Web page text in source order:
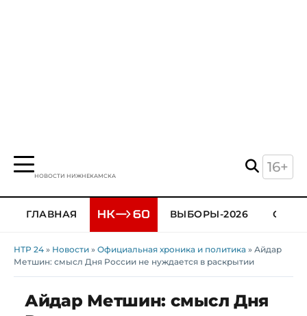
НОВОСТИ НИЖНЕКАМСКА
16+
ГЛАВНАЯ ВЫБОРЫ-2026
НТР 24 » Новости » Официальная хроника и политика » Айдар
Метшин: смысл Дня России не нуждается в раскрытии
Айдар Метшин: смысл Дня